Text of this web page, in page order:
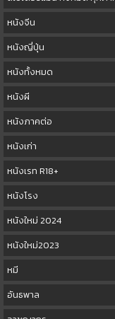
หนังจีน
หนังญี่ปุ่น
หนังทั้งหมด
หนังผี
หนังภาคต่อ
หนังเก่า
หนังเรท R18+
หนังโรง
หนังใหม่ 2024
หนังใหม่2023
หมี
อันธพาล